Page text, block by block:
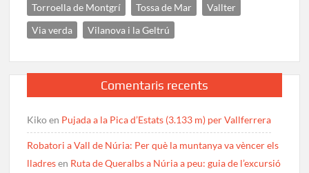
Torroella de Montgrí
Tossa de Mar
Vallter
Via verda
Vilanova i la Geltrú
Comentaris recents
Kikoen Pujada a la Pica d’Estats (3.133 m) per Vallferrera
Robatori a Vall de Núria: Per què la muntanya va vèncer els
lladresen Ruta de Queralbs a Núria a peu: guia de l’excursió